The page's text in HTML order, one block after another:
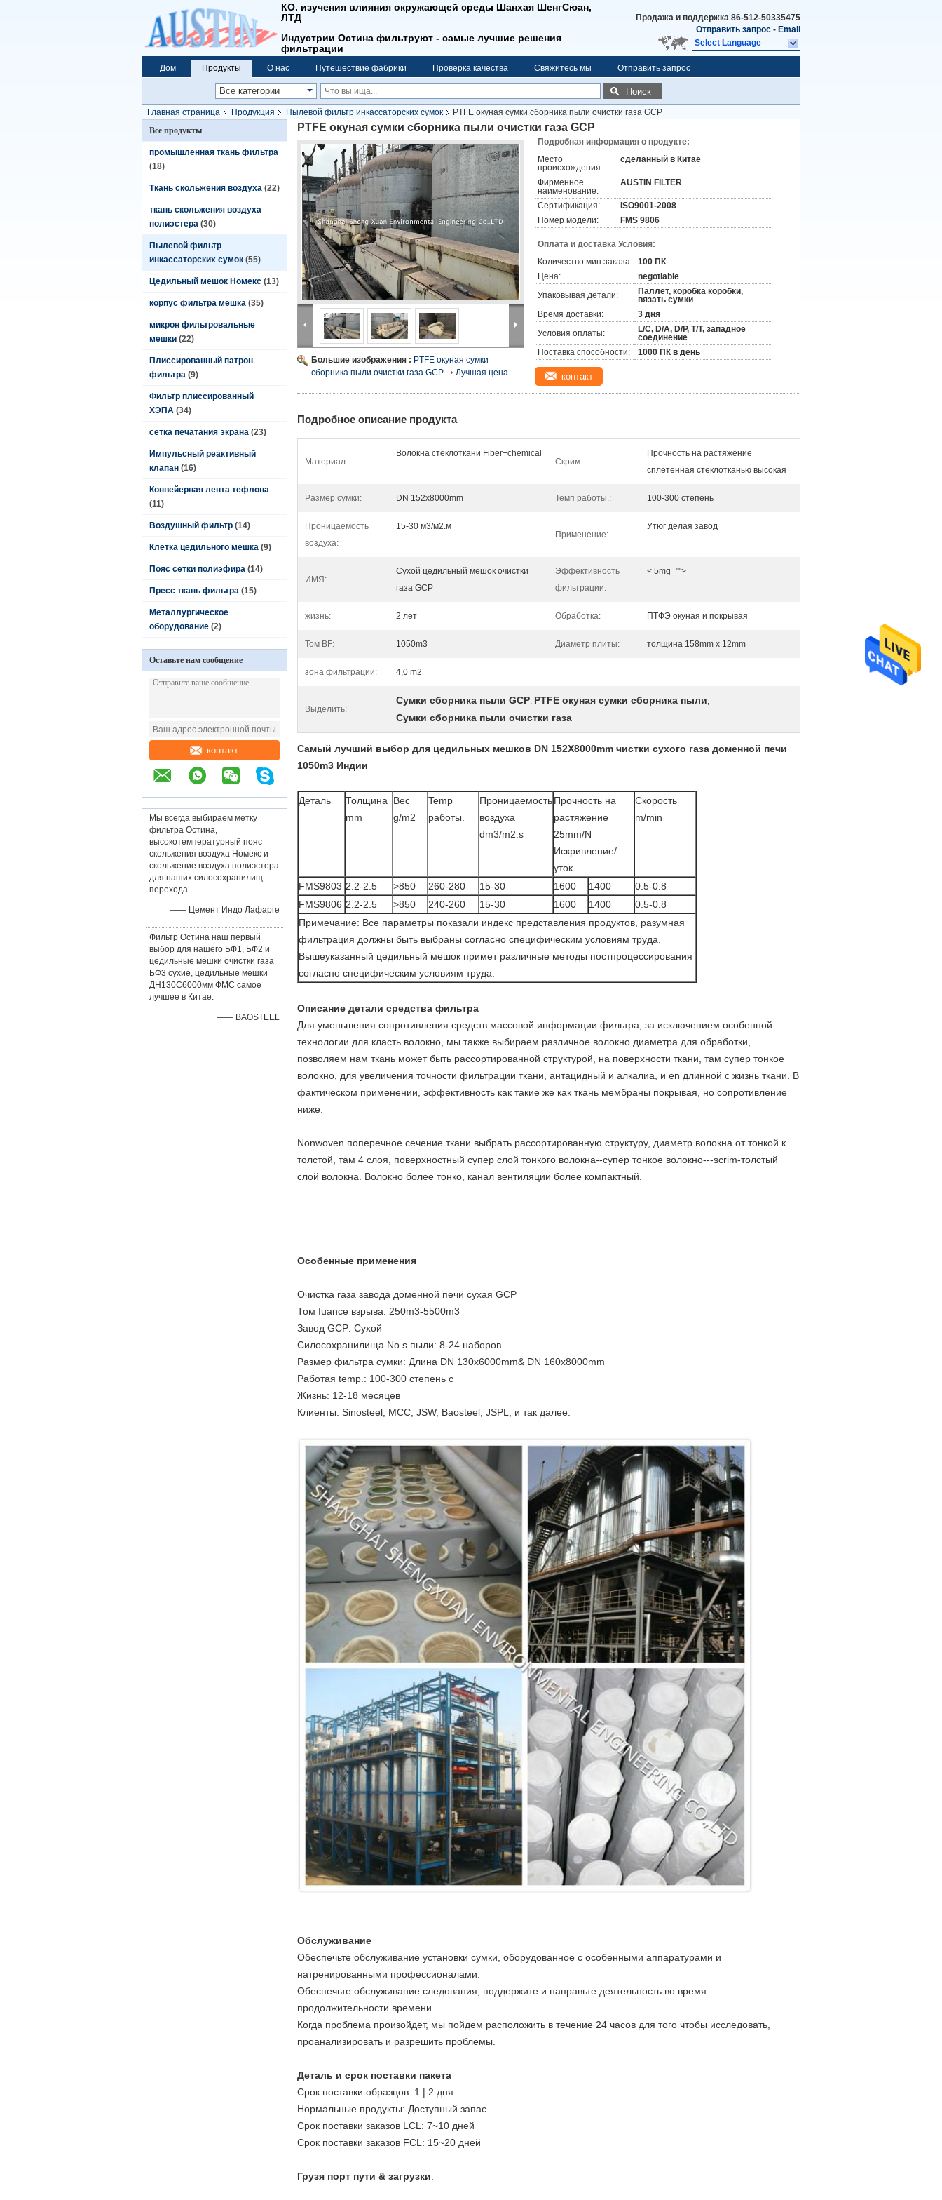
КО. изучения влияния окружающей среды Шанхая ШенгСюан,
ЛТД
Индустрии Остина фильтруют - самые лучшие решения
фильтрации
Продажа и поддержка 86-512-50335475
Отправить запрос - Email
Select Language
Дом Продукты О нас Путешествие фабрики Проверка качества Свяжитесь мы Отправить запрос
Поиск
Главная страница Продукция Пылевой фильтр инкассаторских сумок
PTFE окуная сумки сборника пыли очистки газа GCP
Все продукты
промышленная ткань фильтра
(18)
Ткань скольжения воздуха (22)
ткань скольжения воздуха
полиэстера (30)
Пылевой фильтр
инкассаторских сумок (55)
Цедильный мешок Номекс (13)
корпус фильтра мешка (35)
микрон фильтровальные
мешки (22)
Плиссированный патрон
фильтра (9)
Фильтр плиссированный
ХЭПА (34)
сетка печатания экрана (23)
Импульсный реактивный
клапан (16)
Конвейерная лента тефлона
(11)
Воздушный фильтр (14)
Клетка цедильного мешка (9)
Пояс сетки полиэфира (14)
Пресс ткань фильтра (15)
Металлургическое
оборудование (2)
Оставьте нам сообщение
контакт
Мы всегда выбираем метку
фильтра Остина,
высокотемпературный пояс
скольжения воздуха Номекс и
скольжение воздуха полиэстера
для наших силосохранилищ
перехода.
—— Цемент Индо Лафарге
Фильтр Остина наш первый
выбор для нашего БФ1, БФ2 и
цедильные мешки очистки газа
БФ3 сухие, цедильные мешки
ДН130С6000мм ФМС самое
лучшее в Китае.
—— BAOSTEEL
PTFE окуная сумки сборника пыли очистки газа GCP
Большие изображения : PTFE окуная сумки
сборника пыли очистки газа GCP
Лучшая цена
Подробная информация о продукте:
Место
происхождения:
сделанный в Китае
Фирменное
наименование:
AUSTIN FILTER
Сертификация:
ISO9001-2008
Номер модели:
FMS 9806
Оплата и доставка Условия:
Количество мин заказа: 100 ПК
Цена:
negotiable
Упаковывая детали:
Паллет, коробка коробки,
вязать сумки
Время доставки:
3 дня
Условия оплаты:
L/C, D/A, D/P, T/T, западное
соединение
Поставка способности:
1000 ПК в день
контакт
Подробное описание продукта
Материал:
Волокна стеклоткани Fiber+chemical
Скрим:
Прочность на растяжение
сплетенная стеклотканью высокая
Размер сумки: DN 152x8000mm Темп работы.: 100-300 степень
Проницаемость
воздуха:
15-30 м3/м2.м
Применение:
Утюг делая завод
ИМЯ:
Сухой цедильный мешок очистки
газа GCP
Эффективность
фильтрации:
< 5mg="">
жизнь: 2 лет Обработка: ПТФЭ окуная и покрывая
Том BF: 1050m3 Диаметр плиты: толщина 158mm x 12mm
зона фильтрации: 4,0 m2
Выделить:
Сумки сборника пыли GCP, PTFE окуная сумки сборника пыли,
Сумки сборника пыли очистки газа
Самый лучший выбор для цедильных мешков DN 152X8000mm чистки сухого газа доменной печи
1050m3 Индии
Деталь
Толщина
mm
Вес
g/m2
Temp
работы.
Проницаемость
воздуха
dm3/m2.s
Прочность на
растяжение
25mm/N
Искривление/
уток
Скорость
m/min
FMS9803 2.2-2.5 >850 260-280 15-30 1600 1400
0.5-0.8
FMS9806 2.2-2.5 >850 240-260 15-30 1600 1400
0.5-0.8
Примечание: Все параметры показали индекс представления продуктов, разумная
фильтрация должны быть выбраны согласно специфическим условиям труда.
Вышеуказанный цедильный мешок примет различные методы постпроцессирования
согласно специфическим условиям труда.
Описание детали средства фильтра
Для уменьшения сопротивления средств массовой информации фильтра, за исключением особенной
технологии для класть волокно, мы также выбираем различное волокно диаметра для обработки,
позволяем нам ткань может быть рассортированной структурой, на поверхности ткани, там супер тонкое
волокно, для увеличения точности фильтрации ткани, антацидный и алкалиа, и en длинной с жизнь ткани. В
фактическом применении, эффективность как такие же как ткань мембраны покрывая, но сопротивление
ниже.
Nonwoven поперечное сечение ткани выбрать рассортированную структуру, диаметр волокна от тонкой к
толстой, там 4 слоя, поверхностный супер слой тонкого волокна--супер тонкое волокно---scrim-толстый
слой волокна. Волокно более тонко, канал вентиляции более компактный.
Особенные применения
Очистка газа завода доменной печи сухая GCP
Том fuance взрыва: 250m3-5500m3
Завод GCP: Сухой
Силосохранилища No.s пыли: 8-24 наборов
Размер фильтра сумки: Длина DN 130x6000mm& DN 160x8000mm
Работая temp.: 100-300 степень c
Жизнь: 12-18 месяцев
Клиенты: Sinosteel, MCC, JSW, Baosteel, JSPL, и так далее.
Обслуживание
Обеспечьте обслуживание установки сумки, оборудованное с особенными аппаратурами и
натренированными профессионалами.
Обеспечьте обслуживание следования, поддержите и направьте деятельность во время
продолжительности времени.
Когда проблема произойдет, мы пойдем расположить в течение 24 часов для того чтобы исследовать,
проанализировать и разрешить проблемы.
Деталь и срок поставки пакета
Срок поставки образцов: 1 | 2 дня
Нормальные продукты: Доступный запас
Срок поставки заказов LCL: 7~10 дней
Срок поставки заказов FCL: 15~20 дней
Грузя порт пути & загрузки: